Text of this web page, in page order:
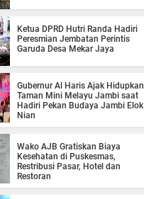
Ketua DPRD Hutri Randa Hadiri
Peresmian Jembatan Perintis
Garuda Desa Mekar Jaya
Gubernur Al Haris Ajak Hidupkan
Taman Mini Melayu Jambi saat
Hadiri Pekan Budaya Jambi Elok
Nian
Wako AJB Gratiskan Biaya
Kesehatan di Puskesmas,
Restribusi Pasar, Hotel dan
Restoran